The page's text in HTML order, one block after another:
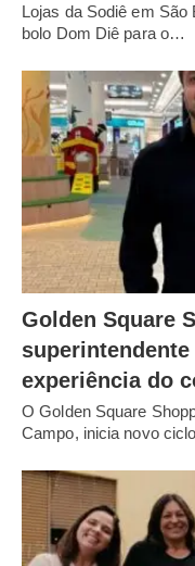
Lojas da Sodiê em
bolo Dom Diê para o…
Golden Square
experiência do
O Golden Square
Campo, inicia novo